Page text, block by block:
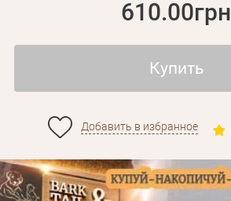
610.00грн
Купить
Добавить в избранное
Личные данные